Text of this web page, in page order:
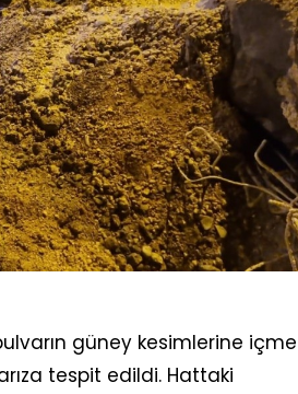
güney kesimlerine içme
tespit edildi. Hattaki